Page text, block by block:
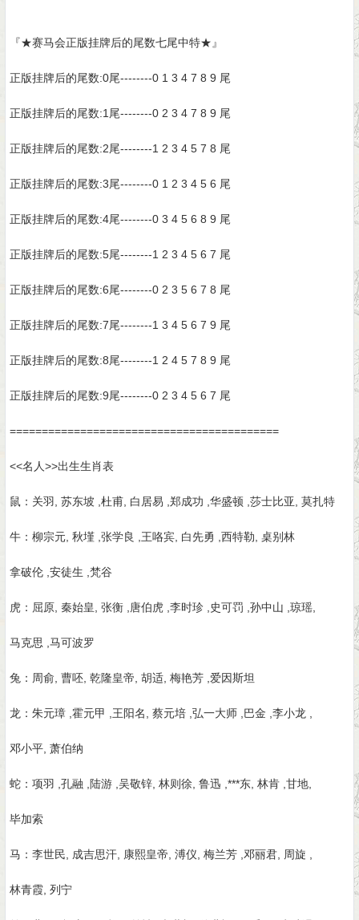
『★赛马会正版挂牌后的尾数七尾中特★』
正版挂牌后的尾数:0尾--------0 1 3 4 7 8 9 尾
正版挂牌后的尾数:1尾--------0 2 3 4 7 8 9 尾
正版挂牌后的尾数:2尾--------1 2 3 4 5 7 8 尾
正版挂牌后的尾数:3尾--------0 1 2 3 4 5 6 尾
正版挂牌后的尾数:4尾--------0 3 4 5 6 8 9 尾
正版挂牌后的尾数:5尾--------1 2 3 4 5 6 7 尾
正版挂牌后的尾数:6尾--------0 2 3 5 6 7 8 尾
正版挂牌后的尾数:7尾--------1 3 4 5 6 7 9 尾
正版挂牌后的尾数:8尾--------1 2 4 5 7 8 9 尾
正版挂牌后的尾数:9尾--------0 2 3 4 5 6 7 尾
==========================================
<<名人>>出生生肖表
鼠：关羽, 苏东坡 ,杜甫, 白居易 ,郑成功 ,华盛顿 ,莎士比亚, 莫扎特
牛：柳宗元, 秋墐 ,张学良 ,王咯宾, 白先勇 ,西特勒, 桌别林
拿破伦 ,安徒生 ,梵谷
虎：屈原, 秦始皇, 张衡 ,唐伯虎 ,李时珍 ,史可罚 ,孙中山 ,琼瑶,
马克思 ,马可波罗
兔：周俞, 曹呸, 乾隆皇帝, 胡适, 梅艳芳 ,爱因斯坦
龙：朱元璋 ,霍元甲 ,王阳名, 蔡元培 ,弘一大师 ,巴金 ,李小龙 ,
邓小平, 萧伯纳
蛇：项羽 ,孔融 ,陆游 ,吴敬锌, 林则徐, 鲁迅 ,***东, 林肯 ,甘地,
毕加索
马：李世民, 成吉思汗, 康熙皇帝, 溥仪, 梅兰芳 ,邓丽君, 周旋 ,
林青霞, 列宁